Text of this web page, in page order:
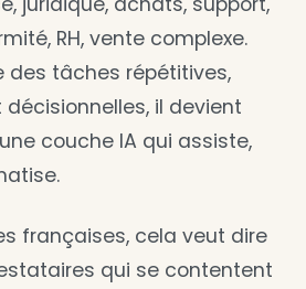
RH, vente complexe.
des tâches répétitives,
il devient
couche IA qui assiste,
françaises, cela veut dire
qui se contentent